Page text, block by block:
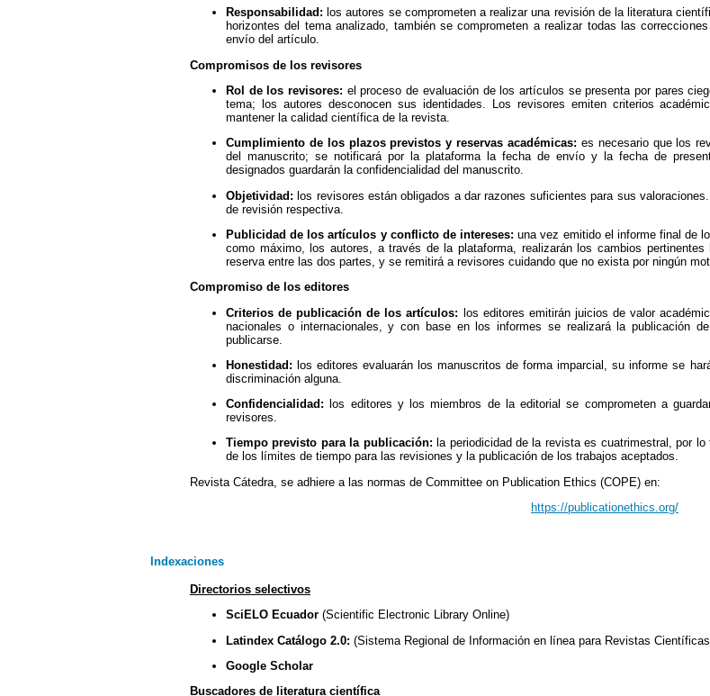
Responsabilidad: los autores se comprometen a realizar una revisión de la literatura
horizontes del tema analizado, también se comprometen a realizar todas las
envío del artículo.
Compromisos de los revisores
Rol de los revisores: el proceso de evaluación de los artículos se presenta por pares
tema; los autores desconocen sus identidades. Los revisores emiten criterios
mantener la calidad científica de la revista.
Cumplimiento de los plazos previstos y reservas académicas: es necesario que los
del manuscrito; se notificará por la plataforma la fecha de envío y la fecha de
designados guardarán la confidencialidad del manuscrito.
Objetividad: los revisores están obligados a dar razones suficientes para sus
de revisión respectiva.
Publicidad de los artículos y conflicto de intereses: una vez emitido el informe final de
como máximo, los autores, a través de la plataforma, realizarán los cambios
reserva entre las dos partes, y se remitirá a revisores cuidando que no exista por ningún
Compromiso de los editores
Criterios de publicación de los artículos: los editores emitirán juicios de valor
nacionales o internacionales, y con base en los informes se realizará la publicación
publicarse.
Honestidad: los editores evaluarán los manuscritos de forma imparcial, su informe se
discriminación alguna.
Confidencialidad: los editores y los miembros de la editorial se comprometen a
revisores.
Tiempo previsto para la publicación: la periodicidad de la revista es cuatrimestral, por
de los límites de tiempo para las revisiones y la publicación de los trabajos aceptados.
Revista Cátedra, se adhiere a las normas de Committee on Publication Ethics (COPE) en:
https://publicationethics.org/
Indexaciones
Directorios selectivos
SciELO Ecuador (Scientific Electronic Library Online)
Latindex Catálogo 2.0: (Sistema Regional de Información en línea para Revistas
Google Scholar
Buscadores de literatura científica